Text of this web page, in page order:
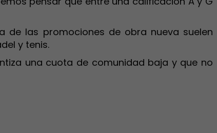
de las promociones de obra nueva suelen
y tenis.
una cuota de comunidad baja y que no